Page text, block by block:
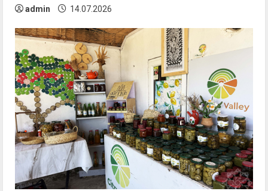
admin 14.07.2026